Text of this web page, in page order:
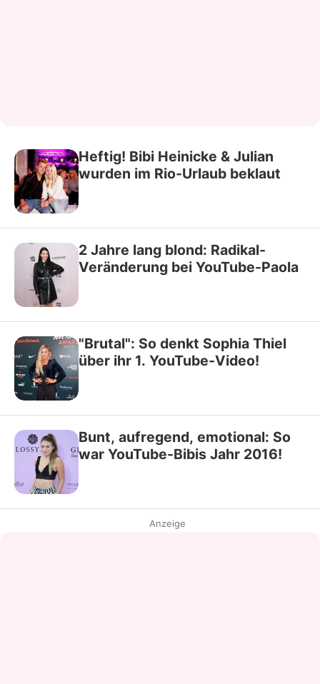
Heftig! Bibi Heinicke & Julian
wurden im Rio-Urlaub beklaut
2 Jahre lang blond: Radikal-
Veränderung bei YouTube-Paola
"Brutal": So denkt Sophia Thiel
über ihr 1. YouTube-Video!
Bunt, aufregend, emotional: So
war YouTube-Bibis Jahr 2016!
Anzeige